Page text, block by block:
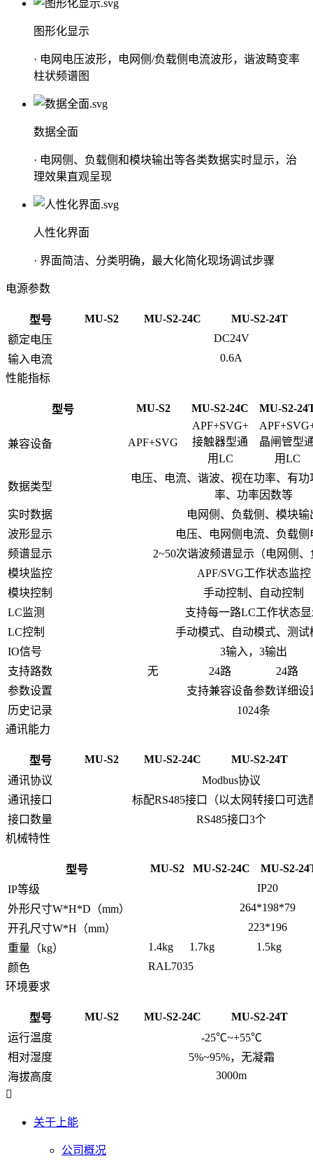
图形化显示
· 电网电压波形，电网侧/负载侧电流波形，谐波畸变率
柱状频谱图
数据全面
· 电网侧、负载侧和模块输出等各类数据实时显示，治
理效果直观呈现
人性化界面
· 界面简洁、分类明确，最大化简化现场调试步骤
电源参数
型号 MU-S2 MU-S2-24C
MU-S2-24T
额定电压
DC24V
输入电流
0.6A
性能指标
型号 MU-S2 MU-S2-24C MU-S2-
兼容设备 APF+SVG
APF+SVG+
接触器型通
用LC
晶闸管型
用LC
数据类型
电压、电流、谐波、视在功率、有
率、功率因数等
实时数据
电网侧、负载侧、模块输
波形显示
电压、电网侧电流、负载侧
频谱显示
2~50次谐波频谱显示（电网侧
模块监控
APF/SVG工作状态监控
模块控制
手动控制、自动控制
LC监测
支持每一路LC工作状态
LC控制
手动模式、自动模式、测试
IO信号
3输入，3输出
支持路数
无 24路
24路
参数设置
支持兼容设备参数详细设
历史记录
1024条
通讯能力
型号 MU-S2 MU-S2-24C
MU-S2-24T
通讯协议
Modbus协议
通讯接口
标配RS485接口（以太网转接口可选
接口数量
RS485接口3个
机械特性
型号 MU-S2 MU-S2-24C
MU-S2-
IP等级
IP20
外形尺寸W*H*D（mm）
264*198*79
开孔尺寸W*H（mm）
223*196
重量（kg）
1.4kg 1.7kg
1.5kg
颜色
RAL7035
环境要求
型号 MU-S2 MU-S2-24C
MU-S2-24T
运行温度
-25℃~+55℃
相对湿度
5%~95%，无凝霜
海拔高度
3000m
关于上能
公司概况